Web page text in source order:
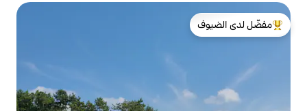
الضيوف